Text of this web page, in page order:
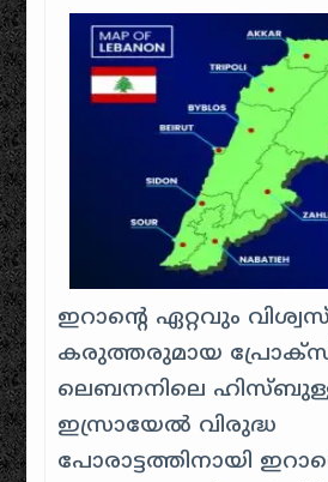
ഇറാന്റെ ഏറ്റവും
കരുത്തരുമായ
ലെബനനിലെ
ഇസ്രായേൽ വിരുദ്ധ
പോരാട്ടത്തിനായി